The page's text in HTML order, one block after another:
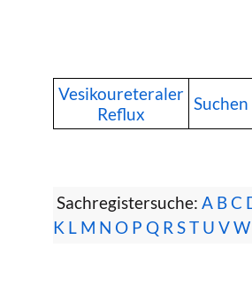
Vesikoureteraler
Reflux
Suchen
Sachregistersuche: A BC
K L M N O P Q R ST U VW